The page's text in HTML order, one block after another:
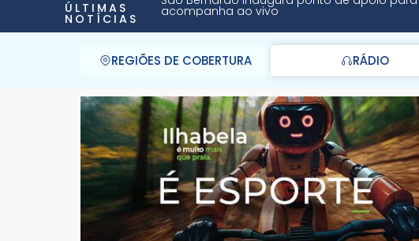
ÚLTIMAS
NOTÍCIAS acompanha ao vivo
REGIÕES DE COBERTURA RÁDIO